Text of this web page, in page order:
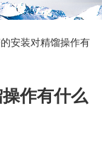
安装对精馏操作有
作有什么